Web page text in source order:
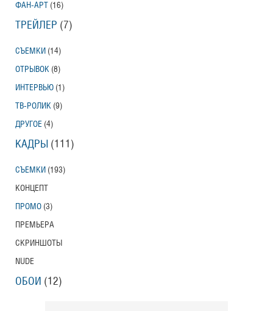
ФАН-АРТ (16)
ТРЕЙЛЕР (7)
СЪЕМКИ (14)
ОТРЫВОК (8)
ИНТЕРВЬЮ (1)
ТВ-РОЛИК (9)
ДРУГОЕ (4)
КАДРЫ (111)
СЪЕМКИ (193)
КОНЦЕПТ
ПРОМО (3)
ПРЕМЬЕРА
СКРИНШОТЫ
NUDE
ОБОИ (12)